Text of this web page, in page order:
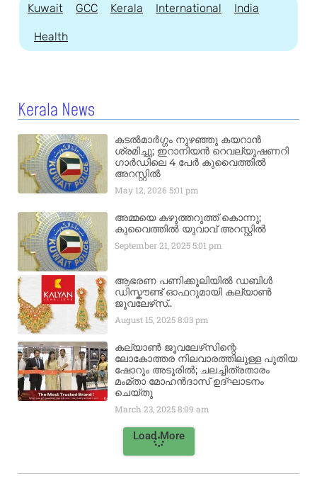
Kuwait GCC Kerala International India
Health
Kerala News
കടൽമാർഗ്ഗം നുഴഞ്ഞു കയറാൻ
ശ്രമിച്ചു; ഇറാനിയൻ റെവല്യൂഷണറി
ഗാർഡിലെ 4 പേർ കുവൈത്തിൽ
അറസ്റ്റിൽ
May 12, 20265:01 pm
അമ്മയെ കഴുത്തറുത്ത് കൊന്നു;
കുവൈത്തിൽ യുവാവ് അറസ്റ്റിൽ
September 21, 20255:01 pm
ആഭരണ പണിക്കൂലിയിൽ ഡബിൾ
ഡിസ്കൗണ്ട് ഓഫറുമായി കല്യാൺ
ജൂവലേഴ്‌സ്..
August 15, 20258:03 pm
കല്യാൺ ജൂവലേഴ്‌സിന്റെ
ലോകോത്തര നിലവാരത്തിലുള്ള പുതിയ
ഷോറൂം അടൂരിൽ; ചലച്ചിത്രതാരം
മംമ്താ മോഹൻദാസ് ഉദ്ഘാടനം
ചെയ്‌തു
March 23, 20258:09 am
Load More